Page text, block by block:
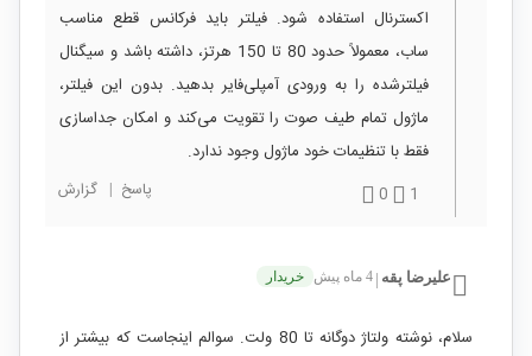
اکسترنال استفاده شود. فیلتر باید فرکانس قطع مناسب
ساب، معمولاً حدود 80 تا 150 هرتز، داشته باشد و سیگنال
فیلترشده را به ورودی آمپلی‌فایر بدهید. بدون این فیلتر،
ماژول تمام طیف صوت را تقویت می‌کند و امکان جداسازی
فقط با تنظیمات خود ماژول وجود ندارد.
1
0 پاسخ | گزارش
علیرضا پقه 4 ماه پیش خریدار
سلام، نوشته ولتاژ دوگانه تا 80 ولت. سوالم اینجاست که بیشتر از